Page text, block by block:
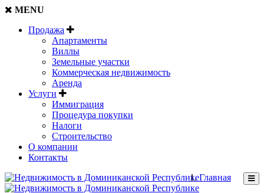
MENU
Продажа
Апартаменты
Виллы
Земельные участки
Коммерческая недвижимость
Аренда
Услуги
Иммиграция
Процедура покупки
Налоги
Строительство
О компании
Контакты
Главная